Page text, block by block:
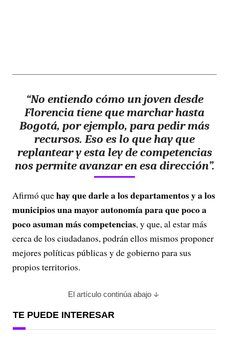
“No entiendo cómo un joven desde
Florencia tiene que marchar hasta
Bogotá, por ejemplo, para pedir más
recursos. Eso es lo que hay que
replantear y esta ley de competencias
nos permite avanzar en esa dirección”.
Afirmó quehay que darle a los departamentos y a los
municipios una mayor autonomía para que poco a
poco asuman más competencias, y que, al estar más
cerca de los ciudadanos, podrán ellos mismos proponer
mejores políticas públicas y de gobierno para sus
propios territorios.
El artículo continúa abajo
TE PUEDE INTERESAR